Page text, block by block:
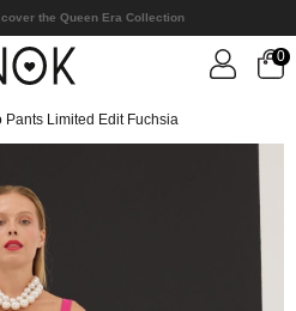
the Queen Era Collection
0
Pants Limited Edit Fuchsia